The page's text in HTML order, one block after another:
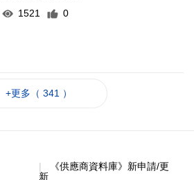
1521
0
+更多（ 341 ）
《供應商資料庫》新申請/更
新